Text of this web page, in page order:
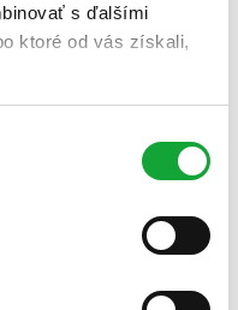
s ďalšími
ktoré od vás získali,